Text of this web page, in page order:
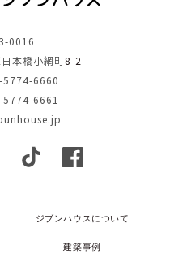
0016
本橋小網町8-2
5774-6660
5774-6661
ジブンハウスについて
建築事例